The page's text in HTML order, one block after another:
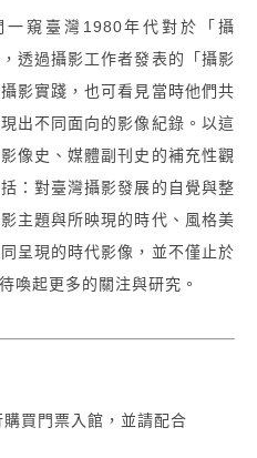
窺臺灣1980年代對於「攝
透過攝影工作者發表的「攝影
影實踐，也可看見當時他們共
出不同面向的影像紀錄。 以這
像史、媒體副刊史的補充性觀
：對臺灣攝影發展的自覺與整
主題與所映現的時代、風格美
呈現的時代影像，並不僅止於
喚起更多的關注與研究。
買門票入館，並請配合